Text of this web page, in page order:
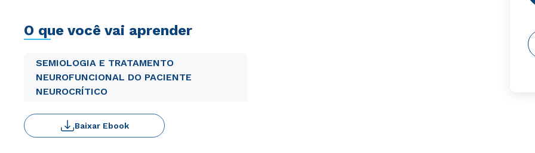
O que você vai aprender
SEMIOLOGIA E TRATAMENTO
NEUROFUNCIONAL DO PACIENTE
NEUROCRÍTICO
Baixar Ebook